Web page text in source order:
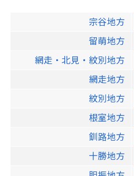
宗谷地方
留萌地方
網走・北見・紋別地方
網走地方
紋別地方
根室地方
釧路地方
十勝地方